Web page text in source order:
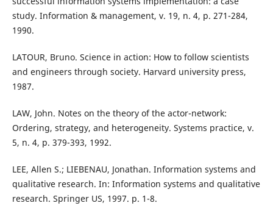
study. Information & management, v. 19, n. 4, p. 271-284,
1990.
LATOUR, Bruno. Science in action: How to follow scientists
and engineers through society. Harvard university press,
1987.
LAW, John. Notes on the theory of the actor-network:
Ordering, strategy, and heterogeneity. Systems practice, v.
5, n. 4, p. 379-393, 1992.
LEE, Allen S.; LIEBENAU, Jonathan. Information systems and
qualitative research. In: Information systems and qualitative
research. Springer US, 1997. p. 1-8.